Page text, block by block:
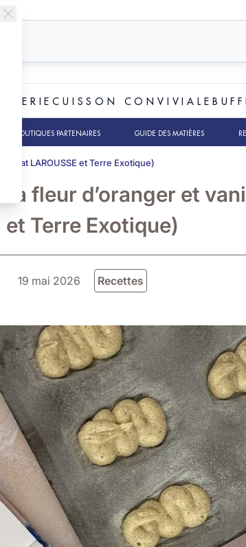
CUISSON CONVIVIALE
NOS BOUTIQUES PARTENAIRES GUIDE DES MATIÈRES
LAROUSSE et Terre Exotique)
la fleur d’oranger et
et Terre Exotique)
19 mai 2026 Recettes